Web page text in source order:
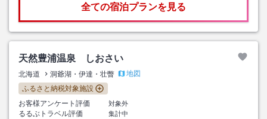
全ての宿泊プランを見る
天然豊浦温泉 しおさい
北海道 洞爺湖・伊達・壮瞥
地図
ふるさと納税対象施設
お客様アンケート評価
対象外
るるぶトラベル評価
集計中